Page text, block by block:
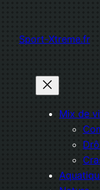
contenu
Sport-Xtreme.fr
Mix de